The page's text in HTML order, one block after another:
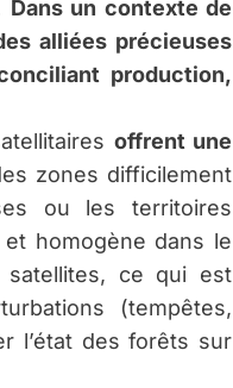
Dans un contexte de
alliées précieuses
production,
offrent une
zones difficilement
ou les territoires
homogène dans le
ce qui est
(tempêtes,
l’état des forêts sur